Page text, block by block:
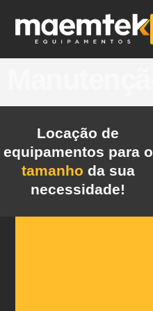
Locação de
equipamentos para o
tamanho da sua
necessidade!